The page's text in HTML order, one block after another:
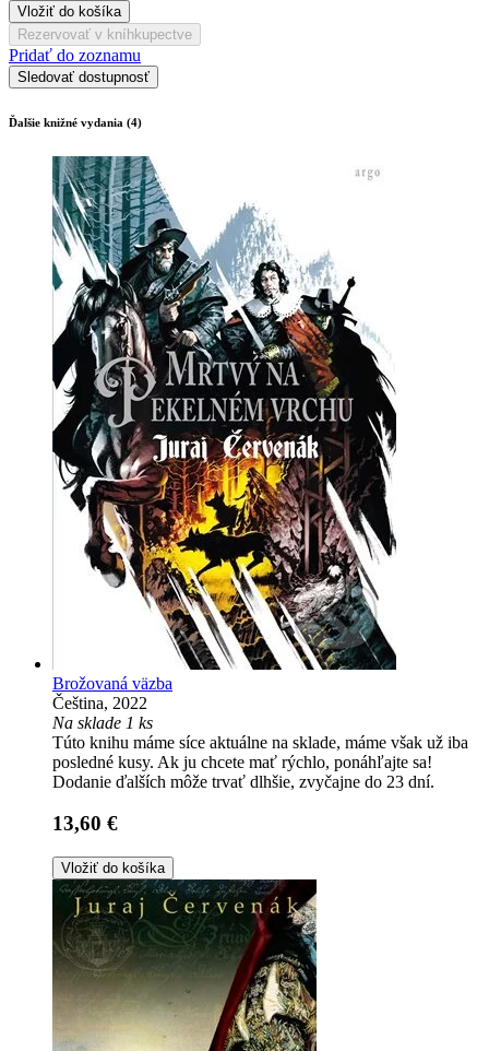
Vložiť do košíka
Rezervovať v kníhkupectve
Pridať do zoznamu
Sledovať dostupnosť
Ďalšie knižné vydania (4)
Brožovaná väzba
Čeština, 2022
Na sklade 1 ks
Túto knihu máme síce aktuálne na sklade, máme však už iba
posledné kusy. Ak ju chcete mať rýchlo, ponáhľajte sa!
Dodanie ďalších môže trvať dlhšie, zvyčajne do 23 dní.
13,60 €
Vložiť do košíka